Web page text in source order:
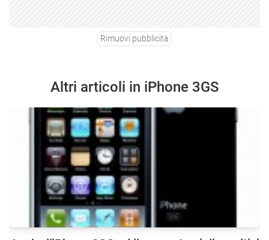
Rimuovi pubblicità
Altri articoli in iPhone 3GS